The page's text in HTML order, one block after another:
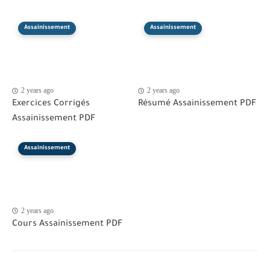
Assainissement
2 years ago
Exercices Corrigés
Assainissement PDF
Assainissement
2 years ago
Résumé Assainissement PDF
Assainissement
2 years ago
Cours Assainissement PDF